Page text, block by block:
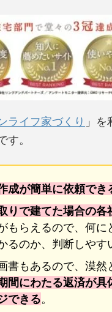
ライフ家づくり 」
す。
成が簡単に依頼でき
りで建てた場合の各
もらえるので、何に
るのか、判断しやす
書もあるので、漠然
間にわたる返済が具
できる。